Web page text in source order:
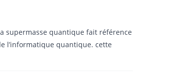
supermasse quantique fait référence
l’informatique quantique. cette